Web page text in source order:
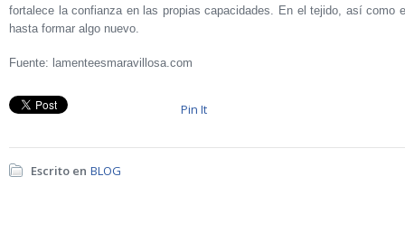
fortalece la confianza en las propias capacidades. En el tejido, así como
hasta formar algo nuevo.
Fuente: lamenteesmaravillosa.com
Pin It
Escrito en BLOG